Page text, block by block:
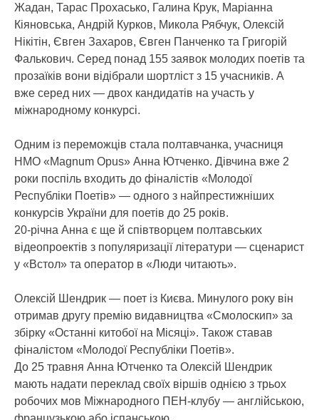
Жадан, Тарас Прохасько, Галина Крук, Маріанна
Кіяновська, Андрій Курков, Микола Рябчук, Олексій
Нікітін, Євген Захаров, Євген Панченко та Григорій
Фалькович. Серед понад 155 заявок молодих поетів та
прозаїків вони відібрали шортліст з 15 учасників. А
вже серед них — двох кандидатів на участь у
міжнародному конкурсі.
Одним із переможців стала полтавчанка, учасниця
НМО «Magnum Opus» Анна Ютченко. Дівчина вже 2
роки поспіль входить до фіналістів «Молодої
Республіки Поетів» — одного з найпрестижніших
конкурсів України для поетів до 25 років.
20-річна Анна є ще й співтворцем полтавських
відеопроектів з популяризації літератури — сценарист
у «Встол» та оператор в «Люди читають».
Олексій Шендрик — поет із Києва. Минулого року він
отримав другу премію видавництва «Смолоскип» за
збірку «Останні китобої на Місяці». Також ставав
фіналістом «Молодої Республіки Поетів».
До 25 травня Анна Ютченко та Олексій Шендрик
мають надати переклад своїх віршів однією з трьох
робочих мов Міжнародного ПЕН-клубу — англійською,